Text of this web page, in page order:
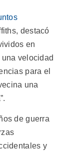
destacó
en
velocidad
para el
una
de guerra
y